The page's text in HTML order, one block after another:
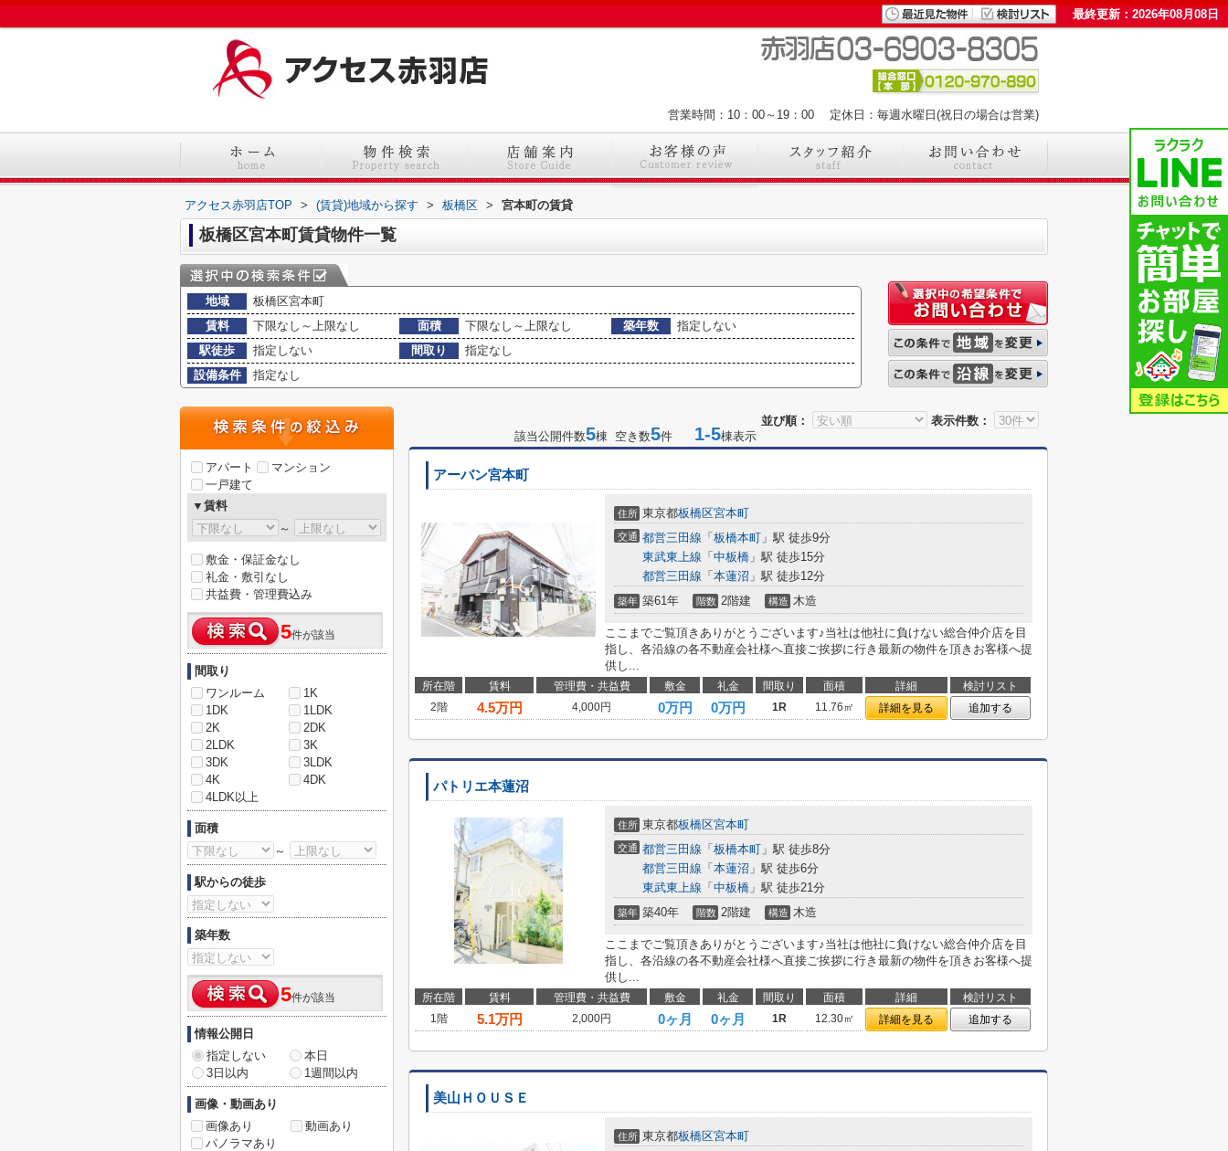
最終更新：2026年08月08日
営業時間：10：00～19：00 定休日：毎週水曜日(祝日の場合は営業)
アクセス赤羽店TOP > (賃貸)地域から探す > 板橋区 > 宮本町の賃貸
板橋区宮本町賃貸物件一覧
地域
板橋区宮本町
賃料
下限なし～上限なし 面積 下限なし～上限なし 築年数
指定しない
駅徒歩
指定しない 間取り
指定なし
設備条件
指定なし
並び順：
表示件数：
該当公開件数5棟 空き数5件 1-5棟表示
アーバン宮本町
住所 東京都板橋区宮本町
交通 都営三田線 「 板橋本町 」駅 徒歩9分
東武東上線 「 中板橋 」駅 徒歩15分
都営三田線 「 本蓮沼 」駅 徒歩12分
築年 築61年 階数 2階建 構造 木造
ここまでご覧頂きありがとうございます♪当社は他社に負けない総合仲介店を目
指し、各沿線の各不動産会社様へ直接ご挨拶に行き最新の物件を頂きお客様へ提
供し...
所在階 賃料 管理費・共益費 敷金 礼金 間取り 面積 詳細
検討リスト
2階
4.5万円 4,000円 0万円 0万円 1R 11.76㎡ 詳細を見る 追加する
パトリエ本蓮沼
住所 東京都板橋区宮本町
交通 都営三田線 「 板橋本町 」駅 徒歩8分
都営三田線 「 本蓮沼 」駅 徒歩6分
東武東上線 「 中板橋 」駅 徒歩21分
築年 築40年 階数 2階建 構造 木造
ここまでご覧頂きありがとうございます♪当社は他社に負けない総合仲介店を目
指し、各沿線の各不動産会社様へ直接ご挨拶に行き最新の物件を頂きお客様へ提
供し...
所在階 賃料 管理費・共益費 敷金 礼金 間取り 面積 詳細
検討リスト
1階
5.1万円 2,000円 0ヶ月 0ヶ月 1R 12.30㎡ 詳細を見る 追加する
美山ＨＯＵＳＥ
住所 東京都板橋区宮本町
アパート
マンション
一戸建て
▼賃料
～
敷金・保証金なし
礼金・敷引なし
共益費・管理費込み
5件が該当
間取り
ワンルーム
1K
1DK
1LDK
2K
2DK
2LDK
3K
3DK
3LDK
4K
4DK
4LDK以上
面積
～
駅からの徒歩
築年数
5件が該当
情報公開日
指定しない
本日
3日以内
1週間以内
画像・動画あり
画像あり
動画あり
パノラマあり